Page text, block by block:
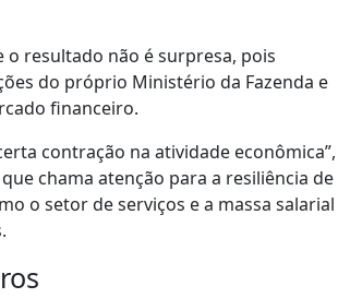
o resultado não é surpresa, pois
do próprio Ministério da Fazenda e
financeiro.
contração na atividade econômica”,
chama atenção para a resiliência de
o setor de serviços e a massa salarial